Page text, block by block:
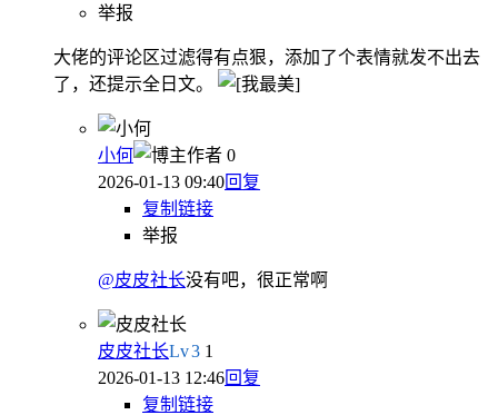
举报
大佬的评论区过滤得有点狠，添加了个表情就发不出去
了，还提示全日文。
小何 作者 0
2026-01-13 09:40回复
复制链接
举报
@皮皮社长没有吧，很正常啊
皮皮社长Lv3 1
2026-01-13 12:46回复
复制链接